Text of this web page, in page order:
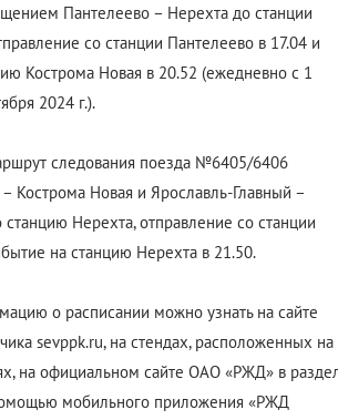
Пантелеево – Нерехта до станции
со станции Пантелеево в 17.04 и
Кострома Новая в 20.52 (ежедневно с 1
2024 г.).
следования поезда №6405/6406
Кострома Новая и Ярославль-Главный –
Нерехта, отправление со станции
на станцию Нерехта в 21.50.
о расписании можно узнать на сайте
sevppk.ru, на стендах, расположенных на
на официальном сайте ОАО «РЖД» в
мобильного приложения «РЖД